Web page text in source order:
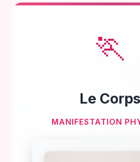
🏃
Le Corps
MANIFESTATION